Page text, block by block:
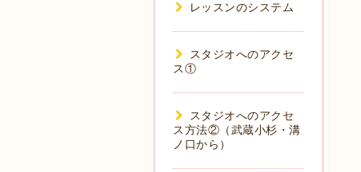
レッスンのシステム
スタジオへのアクセ
ス①
スタジオへのアクセ
ス方法②（武蔵小杉・溝
ノ口から）